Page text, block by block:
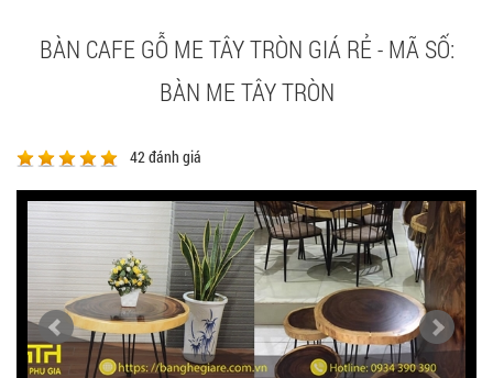
BÀN CAFE GỖ ME TÂY TRÒN GIÁ RẺ - MÃ SỐ:
BÀN ME TÂY TRÒN
42đánh giá